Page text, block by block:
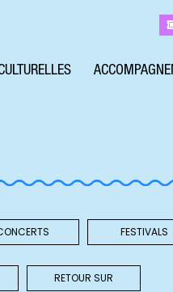
FESTIVALS
RETOUR SUR